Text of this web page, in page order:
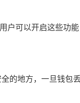
户可以开启这些功
的地方，一旦钱包